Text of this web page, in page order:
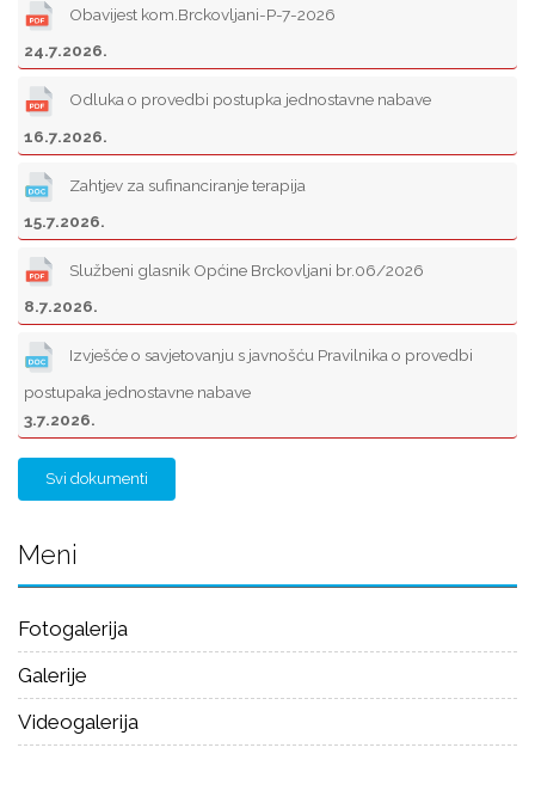
Obavijest kom.Brckovljani-P-7-2026
24.7.2026.
Odluka o provedbi postupka jednostavne nabave
16.7.2026.
Zahtjev za sufinanciranje terapija
15.7.2026.
Službeni glasnik Općine Brckovljani br.06/2026
8.7.2026.
Izvješće o savjetovanju s javnošću Pravilnika o provedbi
postupaka jednostavne nabave
3.7.2026.
Svi dokumenti
Meni
Fotogalerija
Galerije
Videogalerija